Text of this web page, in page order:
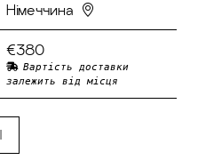
Німеччина
€380
Вартість доставки
залежить від місця